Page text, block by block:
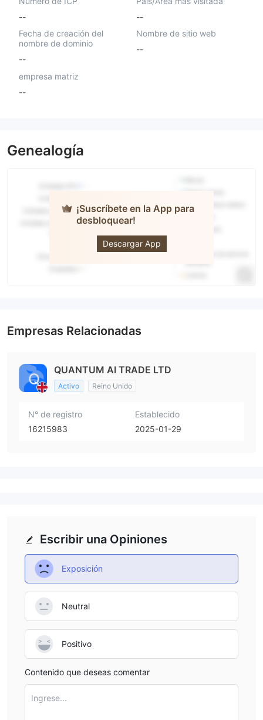
--
--
Fecha de creación del
nombre de dominio
--
Nombre de sitio web
--
empresa matriz
--
Genealogía
¡Suscríbete en la App para
desbloquear!
Descargar App
QuantumAI.Trade
Empresas Relacionadas
QUANTUM AI TRADE LTD
Activo Reino Unido
N° de registro
16215983
Establecido
2025-01-29
Escribir una Opiniones
Exposición
Neutral
Positivo
Contenido que deseas comentar
Ingrese...